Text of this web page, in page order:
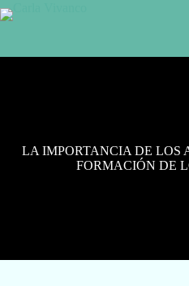
LA IMPORTANCIA DE LOS
FORMACIÓN DE